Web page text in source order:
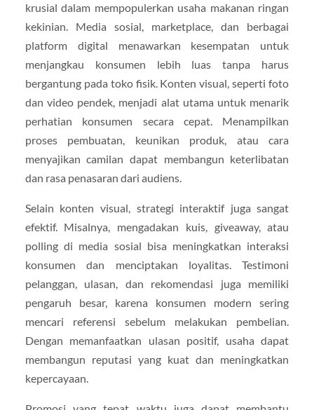
krusial dalam mempopulerkan usaha makanan ringan
kekinian. Media sosial, marketplace, dan berbagai
platform digital menawarkan kesempatan untuk
menjangkau konsumen lebih luas tanpa harus
bergantung pada toko fisik. Konten visual, seperti foto
dan video pendek, menjadi alat utama untuk menarik
perhatian konsumen secara cepat. Menampilkan
proses pembuatan, keunikan produk, atau cara
menyajikan camilan dapat membangun keterlibatan
dan rasa penasaran dari audiens.
Selain konten visual, strategi interaktif juga sangat
efektif. Misalnya, mengadakan kuis, giveaway, atau
polling di media sosial bisa meningkatkan interaksi
konsumen dan menciptakan loyalitas. Testimoni
pelanggan, ulasan, dan rekomendasi juga memiliki
pengaruh besar, karena konsumen modern sering
mencari referensi sebelum melakukan pembelian.
Dengan memanfaatkan ulasan positif, usaha dapat
membangun reputasi yang kuat dan meningkatkan
kepercayaan.